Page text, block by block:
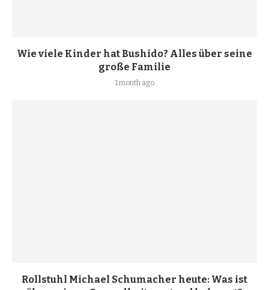
Wie viele Kinder hat Bushido? Alles über seine
große Familie
1 month ago
Rollstuhl Michael Schumacher heute: Was ist